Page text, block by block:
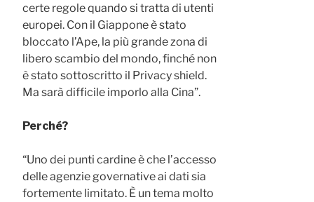
certe regole quando si tratta di utenti
europei. Con il Giappone è stato
bloccato l’Ape, la più grande zona di
libero scambio del mondo, finché non
è stato sottoscritto il Privacy shield.
Ma sarà difficile imporlo alla Cina”.
Perché?
“Uno dei punti cardine è che l’accesso
delle agenzie governative ai dati sia
fortemente limitato. È un tema molto